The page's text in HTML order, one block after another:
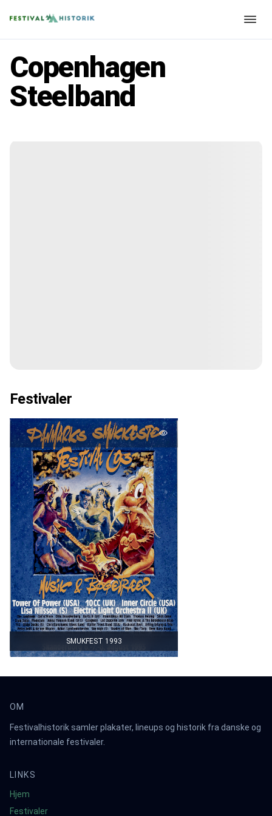
Copenhagen
Steelband
Festivaler
SMUKFEST 1993
OM
Festivalhistorik samler plakater, lineups og historik fra danske og
internationale festivaler.
LINKS
Hjem
Festivaler